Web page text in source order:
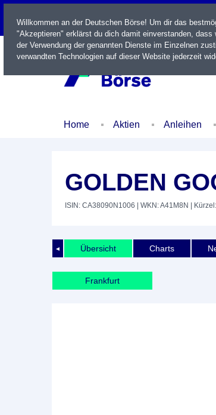
LIVE
Home Aktien Anleihen
GOLDEN
ISIN: CA38090N1006 | WKN: A41M8N |
◄ Übersicht Charts
Frankfurt
Willkommen an der Deutschen Börse! Um dir das
"Akzeptieren" erklärst du dich damit einverstanden,
der Verwendung der genannten Dienste im Einzelnen
verwandten Technologien auf dieser Website jederzeit